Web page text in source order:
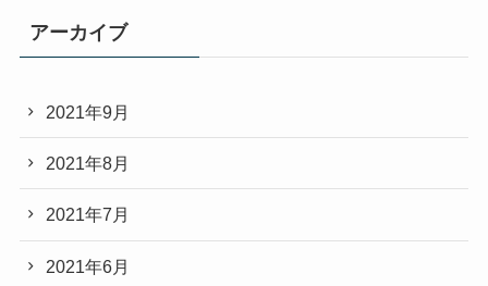
アーカイブ
2021年9月
2021年8月
2021年7月
2021年6月